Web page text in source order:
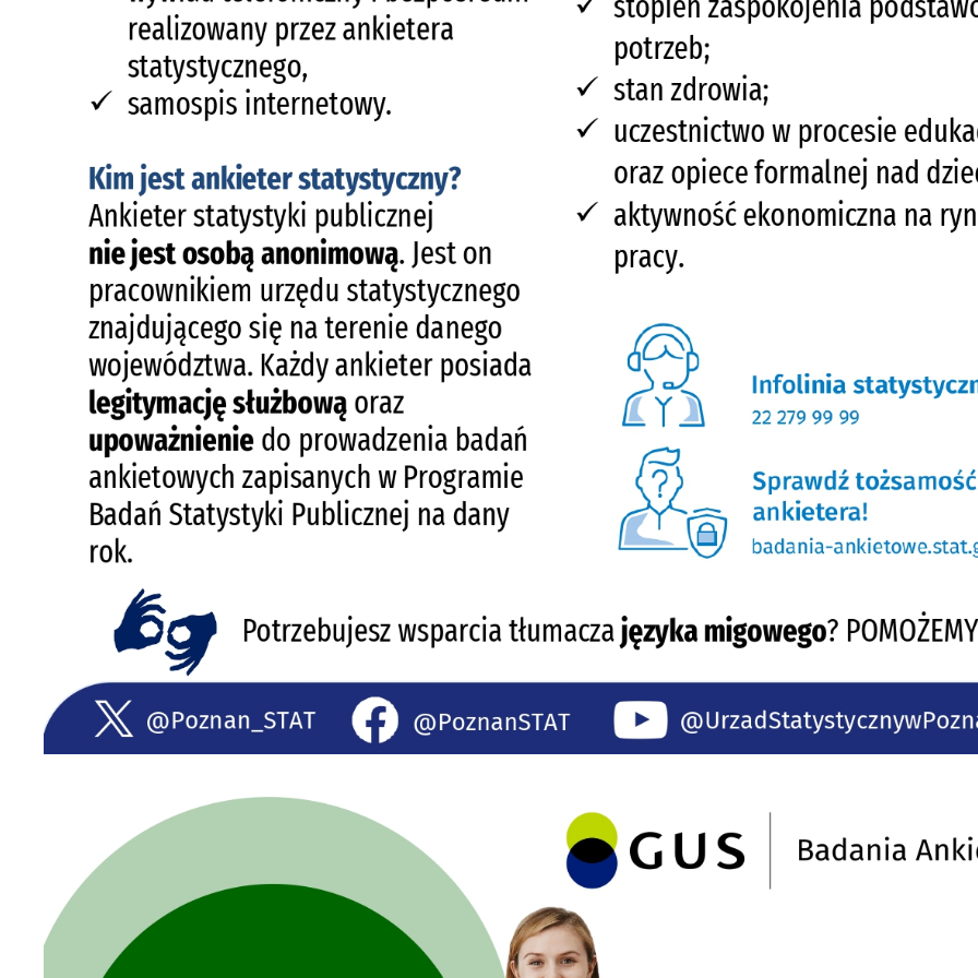
podmiotów trzecich lub firm będących naszymi partnerami oraz innych dostawców
usług. Firmy te działają w charakterze pośredników prezentujących nasze treści w
postaci wiadomości, ofert, komunikatów mediów społecznościowych.